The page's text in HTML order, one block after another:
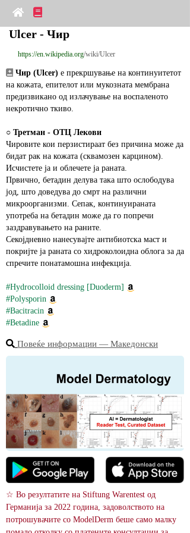
Ulcer - Чир
https://en.wikipedia.org/wiki/Ulcer
Чир (Ulcer) е прекршување на континуитетот
на кожата, епителот или мукозната мембрана
предизвикано од излачување на воспаленото
некротично ткиво.
○ Третман - ОТЦ Лекови
Чировите кои перзистираат без причина може да
бидат рак на кожата (сквамозен карцином).
Исчистете ја и облечете ја раната.
Првично, бетадин делува така што ослободува
јод, што доведува до смрт на различни
микроорганизми. Сепак, континуираната
употреба на бетадин може да го попречи
заздравувањето на раните.
Секојдневно нанесувајте антибиотска маст и
покријте ја раната со хидроколоидна облога за да
спречите понатамошна инфекција.
#Hydrocolloid dressing [Duoderm]
#Polysporin
#Bacitracin
#Betadine
Повеќе информации ― Македонски
☆ Во резултатите на Stiftung Warentest од
Германија за 2022 година, задоволството на
потрошувачите со ModelDerm беше само малку